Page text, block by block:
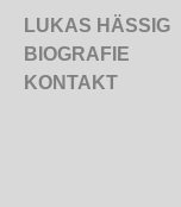
LUKAS HÄSSIG
BIOGRAFIE
KONTAKT